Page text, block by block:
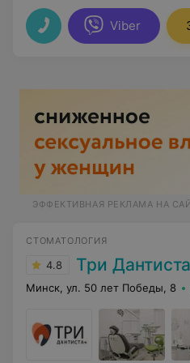
Viber
ЭФФЕКТИВНАЯ РЕКЛАМА НА
СТОМАТОЛОГИЯ
4.8 Три
Минск, ул. 50 лет Победы, 8